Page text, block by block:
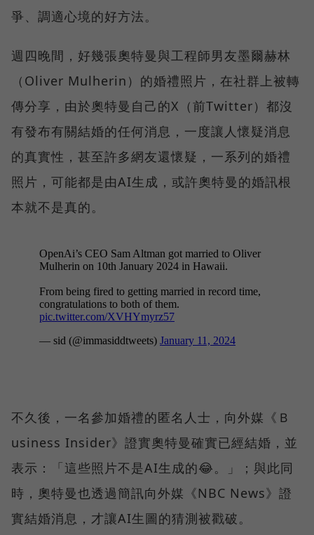
爭、調適心境的好方法。
週四晚間，好幾張奧特曼與工程師男友墨爾赫林
（Oliver Mulherin）的婚禮照片，在社群上被轉
傳分享，由於奧特曼自己的X（前Twitter）都沒
有發布有關結婚的任何消息，一度讓人懷疑消息
的真實性，甚至許多網友還懷疑，一系列的婚禮
照片，可能都是由AI生成，或許奧特曼的婚訊根
本就不是真的。
不久後，一名參加婚禮的匿名人士，向外媒《Ｂ
usiness Insider》證實奧特曼確實已經結婚，並
表示：「這些照片不是AI生成的😂。」；與此同
時，奧特曼也透過簡訊向外媒《NBC News》證
實結婚消息，才讓AI生圖的猜測被戳破。